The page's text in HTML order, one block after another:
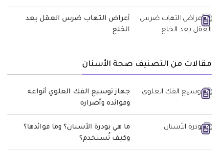
أعراض التهاب ضرس العقل بعد
الخلع
مقالات من التصنيف صحة الأسنان
جهاز توسيع الفك العلوي أنواعه
وفوائده وأضراره
ما هي بودرة الأسنان؟ وما فوائدها؟
وكيف تُستخدم؟